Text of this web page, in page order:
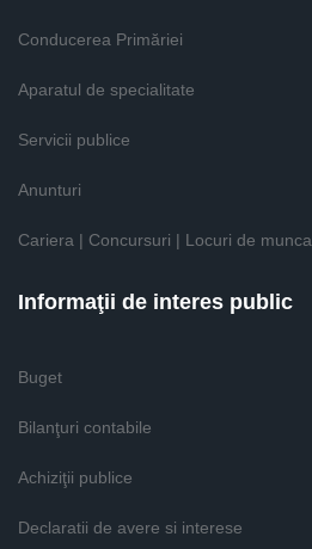
Conducerea Primăriei
Aparatul de specialitate
Servicii publice
Anunturi
Cariera | Concursuri | Locuri de munca
Informaţii de interes public
Buget
Bilanţuri contabile
Achiziţii publice
Declaratii de avere si interese